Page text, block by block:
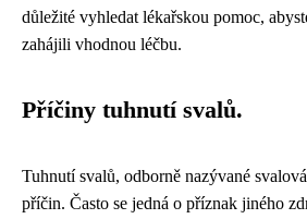
důležité vyhledat lékařskou pomoc,
zahájili vhodnou léčbu.
Příčiny tuhnutí svalů.
Tuhnutí svalů, odborně nazývané
příčin. Často se jedná o příznak jiného